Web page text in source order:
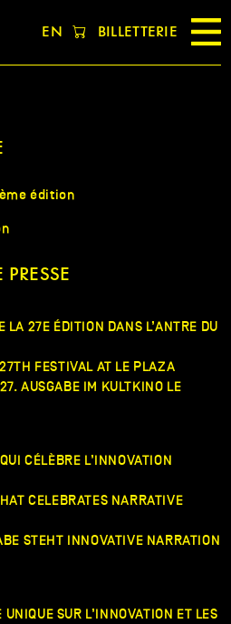
EN BILLETTERIE
édition
LA 27E ÉDITION DANS L’ANTRE DU
FESTIVAL AT LE PLAZA
AUSGABE IM KULTKINO LE
CÉLÈBRE L’INNOVATION
CELEBRATES NARRATIVE
STEHT INNOVATIVE NARRATION
SUR L’INNOVATION ET LES